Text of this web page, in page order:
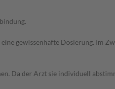
gewissenhafte Dosierung. Im
Da der Arzt sie individuell